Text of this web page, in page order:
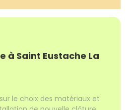
à Saint Eustache La
le choix des matériaux et